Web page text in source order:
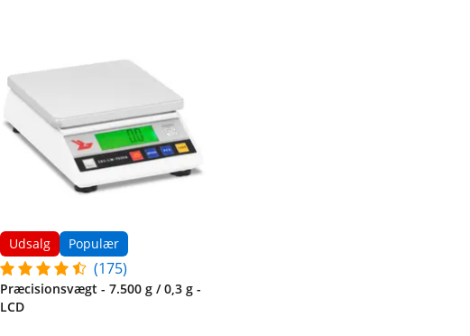
Udsalg Populær
(175)
Præcisionsvægt - 7.500 g / 0,3 g -
LCD